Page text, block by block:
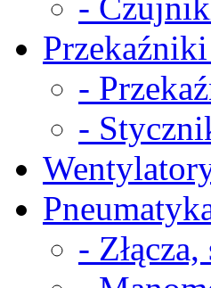
-
-
- Złącza,